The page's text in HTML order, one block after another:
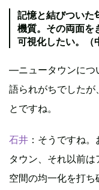
記憶と結びついた
機質。その両面を
可視化したい。（
―ニュータウンにつ
語られがちでしたが
とですね。
石井 ：そうですね
タウン、それ以前
空間の均一化を打ち